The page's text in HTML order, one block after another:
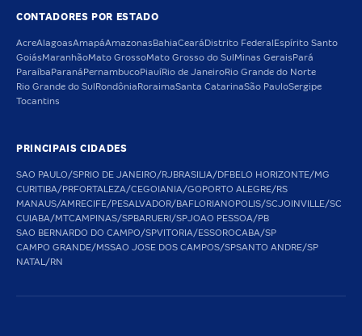
CONTADORES POR ESTADO
AcreAlagoasAmapáAmazonas BahiaCeará Distrito Federal Espírito Santo
GoiásMaranhãoMato GrossoMato Grosso do Sul Minas Gerais Pará
Paraíba Paraná PernambucoPiauíRio de JaneiroRio Grande do Norte
Rio Grande do Sul Rondônia RoraimaSanta CatarinaSão PauloSergipe
Tocantins
PRINCIPAIS CIDADES
SAO PAULO/SPRIO DE JANEIRO/RJBRASILIA/DFBELO HORIZONTE/MG
CURITIBA/PRFORTALEZA/CEGOIANIA/GOPORTO ALEGRE/RS
MANAUS/AMRECIFE/PESALVADOR/BAFLORIANOPOLIS/SCJOINVILLE/SC
CUIABA/MTCAMPINAS/SPBARUERI/SPJOAO PESSOA/PB
SAO BERNARDO DO CAMPO/SPVITORIA/ESSOROCABA/SP
CAMPO GRANDE/MSSAO JOSE DOS CAMPOS/SPSANTO ANDRE/SP
NATAL/RN